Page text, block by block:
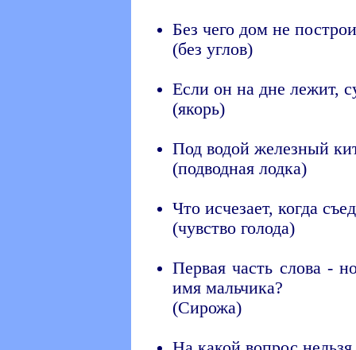
Без чего дом не
(без углов)
Если он на дне лежит,
(якорь)
Под водой железный
(подводная лодка)
Что исчезает, когда
(чувство голода)
Первая часть слова -
имя мальчика?
(Сирожа)